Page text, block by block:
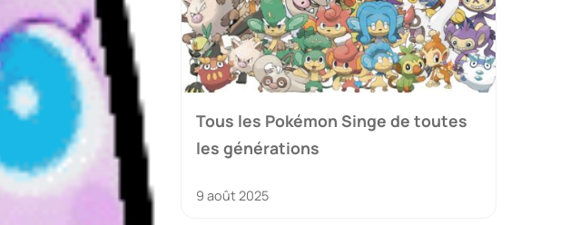
Tous les Pokémon Singe de toutes
les générations
9 août 2025